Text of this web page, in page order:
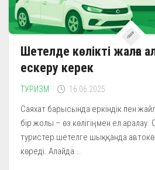
Шетелде көлікті жалға
ескеру керек
ТУРИЗМ 16.06.2025
Саяхат барысында еркіндік пен
бір жолы – өз көлігіңмен ел
туристер шетелге шыққанда
көреді. Алайда...